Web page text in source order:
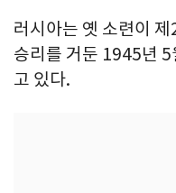
러시아는 옛 소련이
승리를 거둔 1945년
고 있다.